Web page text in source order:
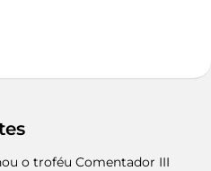
o troféu Comentador III